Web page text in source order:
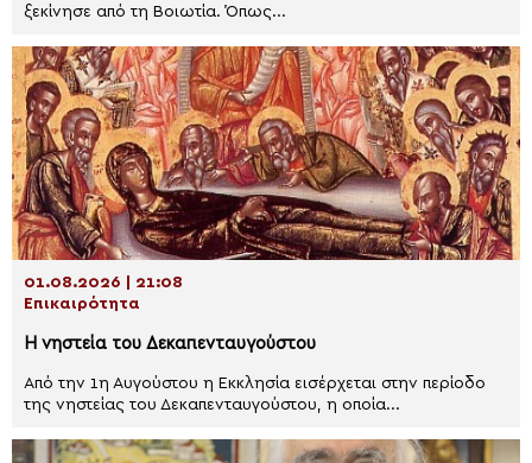
ξεκίνησε από τη Βοιωτία. Όπως...
01.08.2026 | 21:08
Επικαιρότητα
Η νηστεία του Δεκαπενταυγούστου
Από την 1η Αυγούστου η Εκκλησία εισέρχεται στην περίοδο
της νηστείας του Δεκαπενταυγούστου, η οποία...